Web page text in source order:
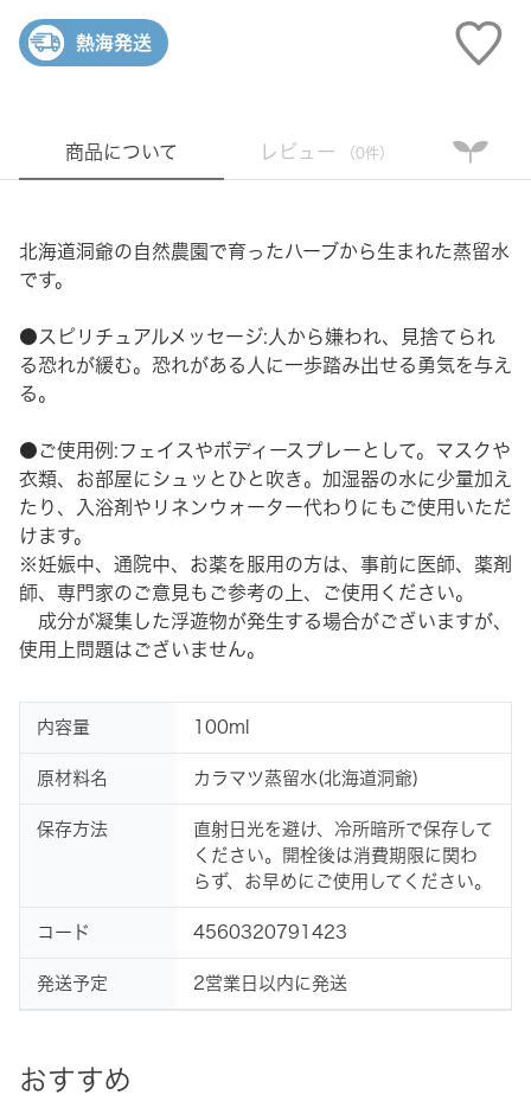
おすすめ
熱海発送
商品について レビュー （0件）
北海道洞爺の自然農園で育ったハーブから生まれた蒸留水
です。
●スピリチュアルメッセージ:人から嫌われ、見捨てられ
る恐れが緩む。恐れがある人に一歩踏み出せる勇気を与え
る。
●ご使用例:フェイスやボディースプレーとして。マスクや
衣類、お部屋にシュッとひと吹き。加湿器の水に少量加え
たり、入浴剤やリネンウォーター代わりにもご使用いただ
けます。
※妊娠中、通院中、お薬を服用の方は、事前に医師、薬剤
師、専門家のご意見もご参考の上、ご使用ください。
成分が凝集した浮遊物が発生する場合がございますが、
使用上問題はございません。
内容量 100ml
原材料名 カラマツ蒸留水(北海道洞爺)
保存方法
直射日光を避け、冷所暗所で保存して
ください。開栓後は消費期限に関わ
らず、お早めにご使用してください。
コード 4560320791423
発送予定 2営業日以内に発送